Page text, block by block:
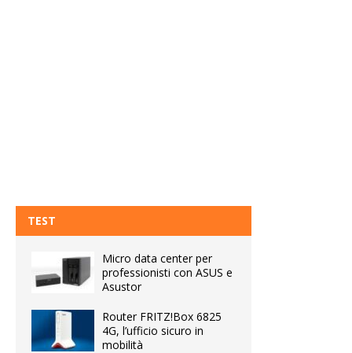
TEST
Micro data center per
professionisti con ASUS e
Asustor
Router FRITZ!Box 6825
4G, l’ufficio sicuro in
mobilità